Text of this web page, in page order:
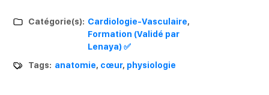
Catégorie(s): Cardiologie-Vasculaire,
Formation (Validé par
Lenaya) ✅
Tags: anatomie, cœur, physiologie